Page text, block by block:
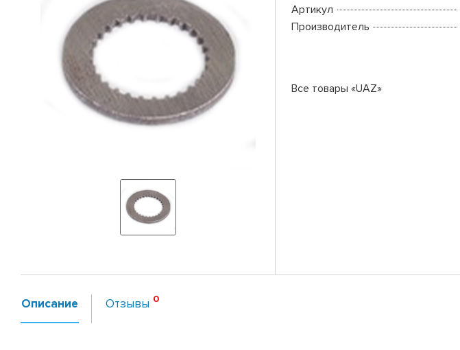
Артикул
Производитель
Все товары «UAZ»
Описание Отзывы